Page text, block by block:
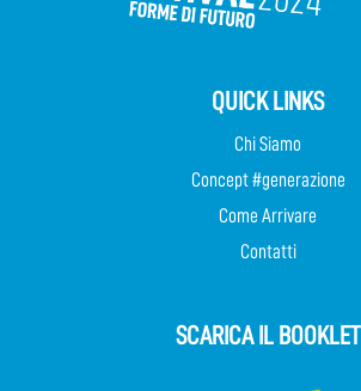
QUICK LINKS
Chi Siamo
Concept #generazione
Come Arrivare
Contatti
SCARICA IL BOOKLET